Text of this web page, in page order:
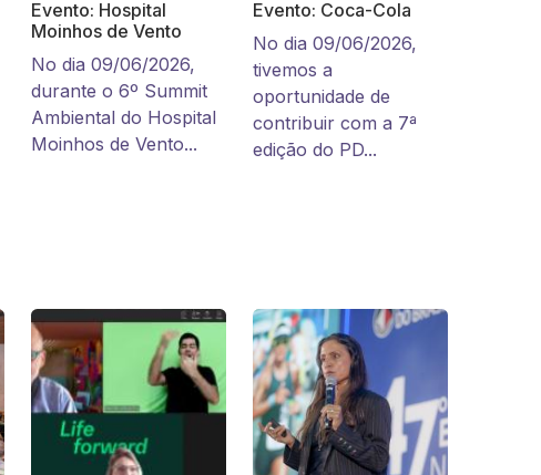
Evento: Hospital
Moinhos de Vento
No dia 09/06/2026,
durante o 6º Summit
Ambiental do Hospital
Moinhos de Vento...
Evento: Coca-Cola
No dia 09/06/2026,
tivemos a
oportunidade de
contribuir com a 7ª
edição do PD...